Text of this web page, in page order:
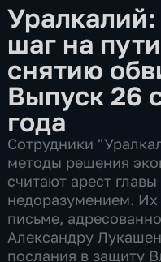
шаг на
снятию
Выпуск 26
года
Сотрудники
методы решения
считают арест
недоразумением. Их
письме,
Александру
послания в защиту